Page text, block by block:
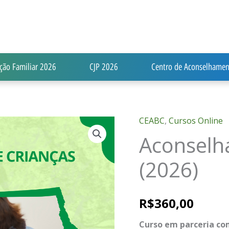
Familiar 2026 CJP 2026 Centro de
CEABC, Cursos Online
(2026)
R$360,00
Curso em parceria
Aconselhamento
de
crianças
(2026)
quantidade